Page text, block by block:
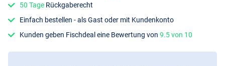
50 Tage Rückgaberecht
Einfach bestellen - als Gast oder mit Kundenkonto
Kunden geben Fischdeal eine Bewertung von9.5 von 10